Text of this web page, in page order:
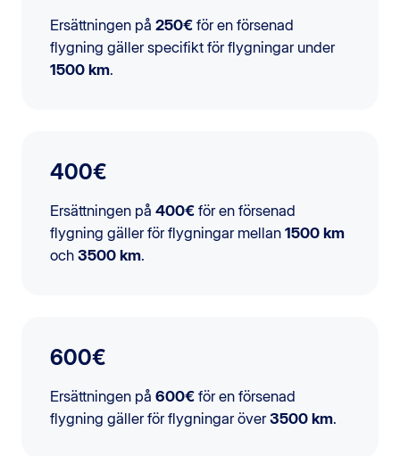
Ersättningen på 250€ för en försenad
flygning gäller specifikt för flygningar under
1500 km.
400€
Ersättningen på 400€ för en försenad
flygning gäller för flygningar mellan 1500 km
och 3500 km.
600€
Ersättningen på 600€ för en försenad
flygning gäller för flygningar över3500 km.